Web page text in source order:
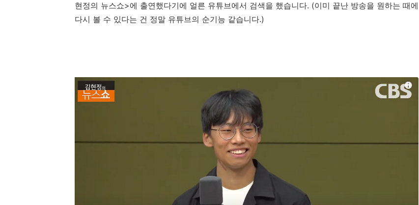
현정의 뉴스쇼>에 출연했다기에 얼른 유튜브에서 검색을 했습니다. (이미 끝난 방송을 원하는 때에
다시 볼 수 있다는 건 정말 유튜브의 순기능 같습니다.)